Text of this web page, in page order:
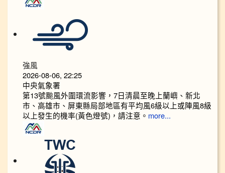
強風
2026-08-06, 22:25
中央氣象署
第13號颱風外圍環流影響，7日清晨至晚上蘭嶼、新北
市、高雄市、屏東縣局部地區有平均風6級以上或陣風8級
以上發生的機率(黃色燈號)，請注意。 more...